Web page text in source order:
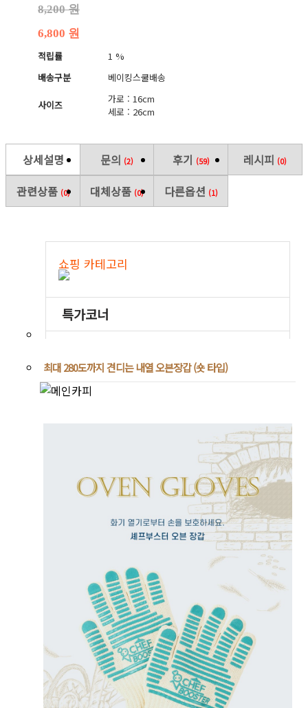
8,200 원
6,800 원
적립률
1 %
배송구분
베이킹스쿨배송
사이즈
가로 : 16cm
세로 : 26cm
상세설명 문의 (2) 후기 (59) 레시피 (0)
관련상품 (0) 대체상품 (0) 다른옵션 (1)
최대 280도까지 견디는 내열 오븐장갑 (숏 타입)